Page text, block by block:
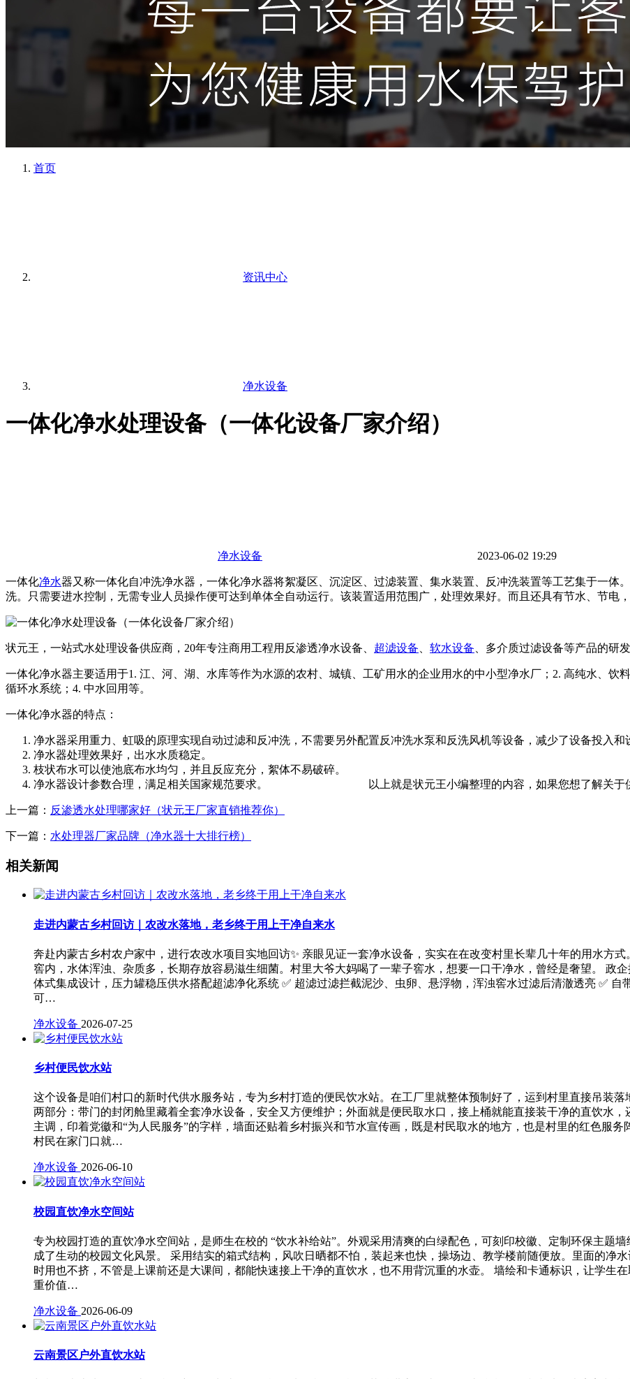
首页
资讯中心
净水设备
一体化净水处理设备（一体化设备厂家介绍）
净水设备 2023-06-02 19:29
一体化净水器又称一体化自冲洗净水器，一体化净水器将絮凝区、沉淀区、过滤装置、集水装置、反冲洗装置等工艺集于一体
洗。只需要进水控制，无需专业人员操作便可达到单体全自动运行。该装置适用范围广，处理效果好。而且还具有节水、节电，
状元王，一站式水处理设备供应商，20年专注商用工程用反渗透净水设备、 超滤设备 软水设备 、多介质过滤设备等产品的研
一体化净水器主要适用于1. 江、河、湖、水库等作为水源的农村、城镇、工矿用水的企业用水的中小型净水厂；2. 高纯水、饮
循环水系统；4. 中水回用等。
一体化净水器的特点：
净水器采用重力、虹吸的原理实现自动过滤和反冲洗，不需要另外配置反冲洗水泵和反洗风机等设备，减少了设备投入和
净水器处理效果好，出水水质稳定。
枝状布水可以使池底布水均匀，并且反应充分，絮体不易破碎。
净水器设计参数合理，满足相关国家规范要求。 以上就是状元王小编整理的内容，如果您想了解关于供水
上一篇： 反渗透水处理哪家好（状元王厂家直销推荐你）
下一篇： 水处理器厂家品牌（净水器十大排行榜）
相关新闻
走进内蒙古乡村回访｜农改水落地，老乡终于用上干净自来水
奔赴内蒙古乡村农户家中，进行农改水项目实地回访✨ 亲眼见证一套净水设备，实实在在改变村里长辈几十年的用水方
窖内，水体浑浊、杂质多，长期存放容易滋生细菌。村里大爷大妈喝了一辈子窖水，想要一口干净水，曾经是奢望。 政
体式集成设计，压力罐稳压供水搭配超滤净化系统 ✅ 超滤过滤拦截泥沙、虫卵、悬浮物，浑浊窖水过滤后清澈透亮 ✅
可…
净水设备 2026-07-25
乡村便民饮水站
这个设备是咱们村口的新时代供水服务站，专为乡村打造的便民饮水站。在工厂里就整体预制好了，运到村里直接吊装
两部分：带门的封闭舱里藏着全套净水设备，安全又方便维护；外面就是便民取水口，接上桶就能直接装干净的直饮水
主调，印着党徽和“为人民服务”的字样，墙面还贴着乡村振兴和节水宣传画，既是村民取水的地方，也是村里的红色服
村民在家门口就…
净水设备 2026-06-10
校园直饮净水空间站
专为校园打造的直饮净水空间站，是师生在校的 “饮水补给站”。外观采用清爽的白绿配色，可刻印校徽、定制环保主题
成了生动的校园文化风景。 采用结实的箱式结构，风吹日晒都不怕，装起来也快，操场边、教学楼前随便放。里面的净
时用也不挤，不管是上课前还是大课间，都能快速接上干净的直饮水，也不用背沉重的水壶。 墙绘和卡通标识，让学生
重价值…
净水设备 2026-06-09
云南景区户外直饮水站